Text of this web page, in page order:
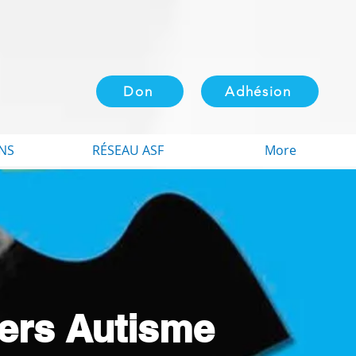
Don
RÉSEAU ASF More
Autisme
Adhésion